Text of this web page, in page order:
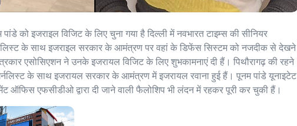
को इजराइल विजिट के लिए चुना गया है दिल्ली में नवभारत टाइम्स की सीनियर
के साथ इजराइल सरकार के आमंत्रण पर वहां के डिफेंस सिस्टम को नजदीक से देखने
एसोसिएशन ने उनके इजरायल विजिट के लिए शुभकामनाएं दी हैं। पिथौरागढ़ की रहने
के साथ इजरायल सरकार के आमंत्रण में इजरायल रवाना हुई हैं। पूनम पांडे यूनाइटेट
एफसीडीओ द्वारा दी जाने वाली फैलोशिप भी लंदन में रहकर पूरी कर चुकी हैं।